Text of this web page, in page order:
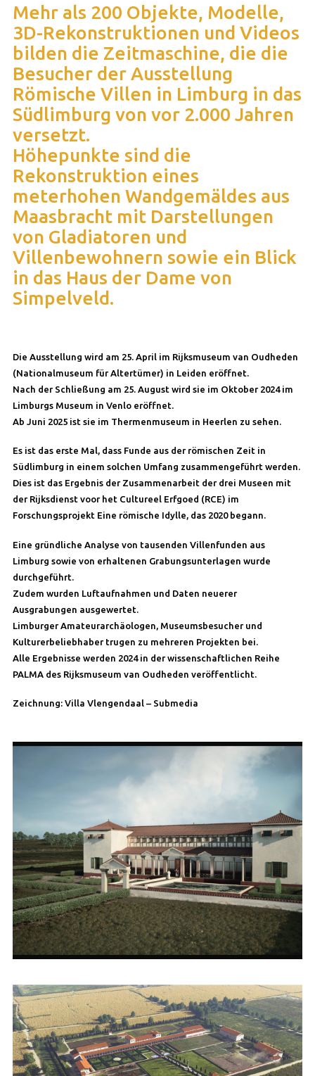
Mehr als 200 Objekte, Modelle,
3D-Rekonstruktionen und Videos
bilden die Zeitmaschine, die die
Besucher der Ausstellung
Römische Villen in Limburg in das
Südlimburg von vor 2.000 Jahren
versetzt.
Höhepunkte sind die
Rekonstruktion eines
meterhohen Wandgemäldes aus
Maasbracht mit Darstellungen
von Gladiatoren und
Villenbewohnern sowie ein Blick
in das Haus der Dame von
Simpelveld.
Die Ausstellung wird am 25. April im Rijksmuseum van Oudheden
(Nationalmuseum für Altertümer) in Leiden eröffnet.
Nach der Schließung am 25. August wird sie im Oktober 2024 im
Limburgs Museum in Venlo eröffnet.
Ab Juni 2025 ist sie im Thermenmuseum in Heerlen zu sehen.
Es ist das erste Mal, dass Funde aus der römischen Zeit in
Südlimburg in einem solchen Umfang zusammengeführt werden.
Dies ist das Ergebnis der Zusammenarbeit der drei Museen mit
der Rijksdienst voor het Cultureel Erfgoed (RCE) im
Forschungsprojekt Eine römische Idylle, das 2020 begann.
Eine gründliche Analyse von tausenden Villenfunden aus
Limburg sowie von erhaltenen Grabungsunterlagen wurde
durchgeführt.
Zudem wurden Luftaufnahmen und Daten neuerer
Ausgrabungen ausgewertet.
Limburger Amateurarchäologen, Museumsbesucher und
Kulturerbeliebhaber trugen zu mehreren Projekten bei.
Alle Ergebnisse werden 2024 in der wissenschaftlichen Reihe
PALMA des Rijksmuseum van Oudheden veröffentlicht.
Zeichnung: Villa Vlengendaal – Submedia